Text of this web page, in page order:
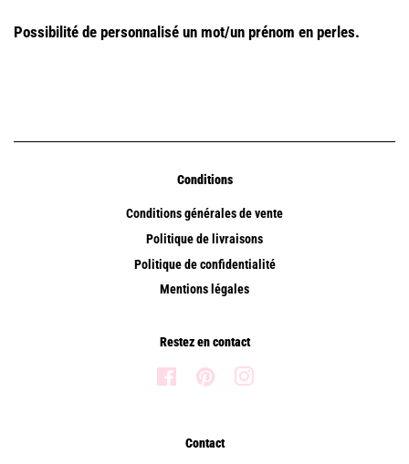
Possibilité de personnalisé un mot/un prénom en perles.
Conditions
Conditions générales de vente
Politique de livraisons
Politique de confidentialité
Mentions légales
Restez en contact
Facebook Pinterest
Contact